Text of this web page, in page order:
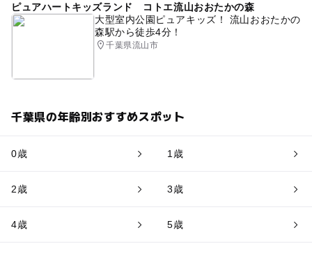
ピュアハートキッズランド コトエ流山おおたかの森
大型室内公園ピュアキッズ！ 流山おおたかの
森駅から徒歩4分！
千葉県流山市
千葉県の年齢別おすすめスポット
0歳 1歳
2歳 3歳
4歳 5歳